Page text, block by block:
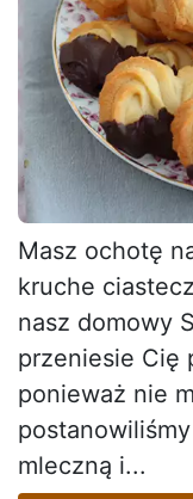
Masz ochotę
kruche
nasz domowy
przeniesie Cię
ponieważ nie
mleczną i...